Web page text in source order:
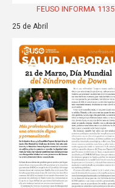
FEUSO INFORMA 1135
25 de Abril